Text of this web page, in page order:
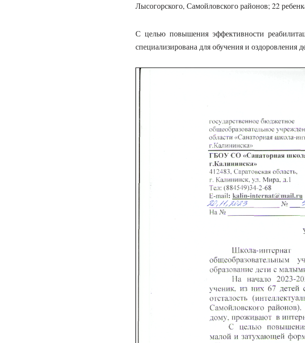
Лысогорского, Самойловского районов; 22
С целью повышения эффективности
специализирована для обучения и оздоровления